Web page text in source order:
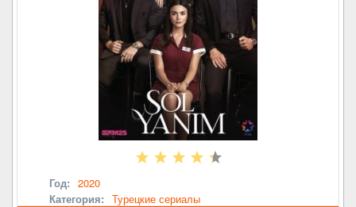
Год: 2020
Категория: Турецкие сериалы